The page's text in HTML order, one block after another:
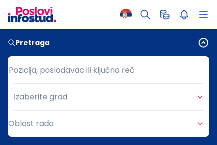
Pretraga
Pozicija, poslodavac ili ključna reč
Pozicija, poslodavac ili ključna reč
Grad
Izaberite grad
Oblast rada